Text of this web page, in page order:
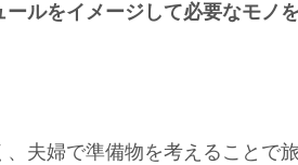
ルをイメージして必要なモノ
夫婦で準備物を考えることで